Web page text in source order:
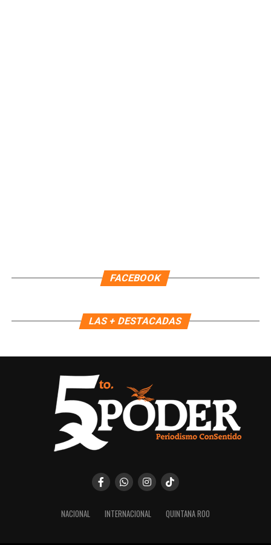
Recibe las noticias al instante
Únete al canal oficial de WhatsApp de
Quinto Poder
en tu teléfono.
Unirme al canal de WhatsApp
FACEBOOK
LAS + DESTACADAS
NACIONAL INTERNACIONAL QUINTANA ROO